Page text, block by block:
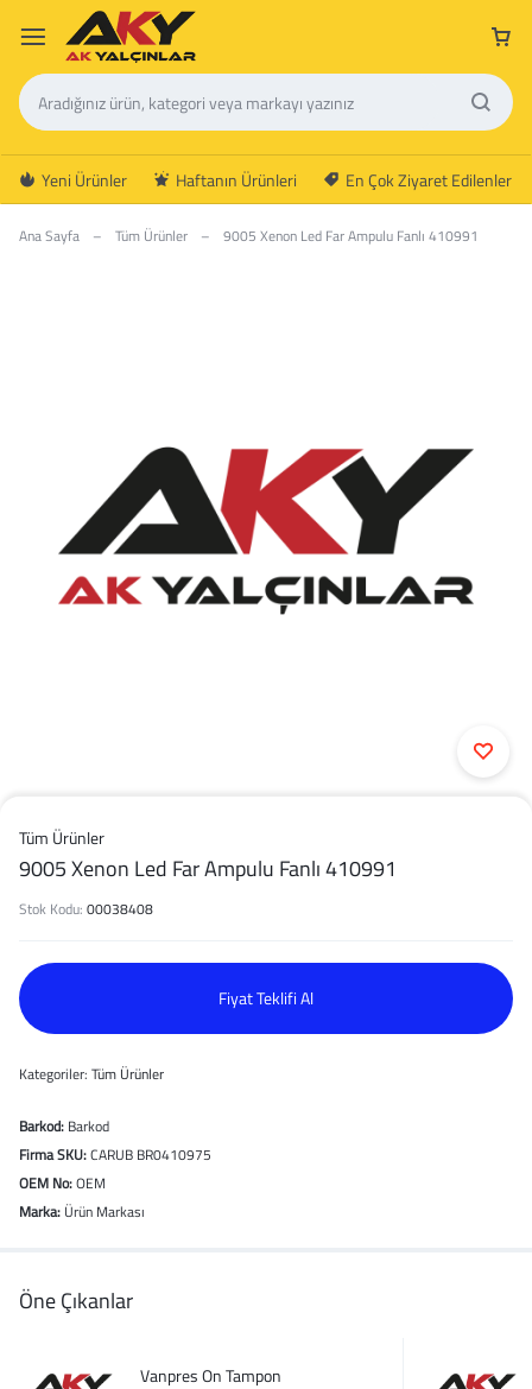
Yeni Ürünler Haftanın Ürünleri En Çok Ziyaret Edilenler
Ana Sayfa – Tüm Ürünler – 9005 Xenon Led Far Ampulu Fanlı 410991
Tüm Ürünler
9005 Xenon Led Far Ampulu Fanlı 410991
Stok Kodu: 00038408
Fiyat Teklifi Al
Kategoriler: Tüm Ürünler
Barkod: Barkod
Firma SKU:CARUB BR0410975
OEM No:OEM
Marka: Ürün Markası
Öne Çıkanlar
Vanpres On Tampon